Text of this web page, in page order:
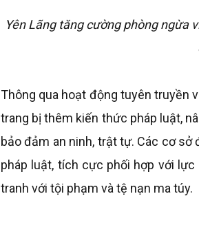
Yên Lãng tăng cường phòng ngừa
Thông qua hoạt động tuyên truyền
trang bị thêm kiến thức pháp luật,
bảo đảm an ninh, trật tự. Các cơ
pháp luật, tích cực phối hợp với
tranh với tội phạm và tệ nạn ma túy.